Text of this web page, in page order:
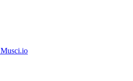
Musci.io